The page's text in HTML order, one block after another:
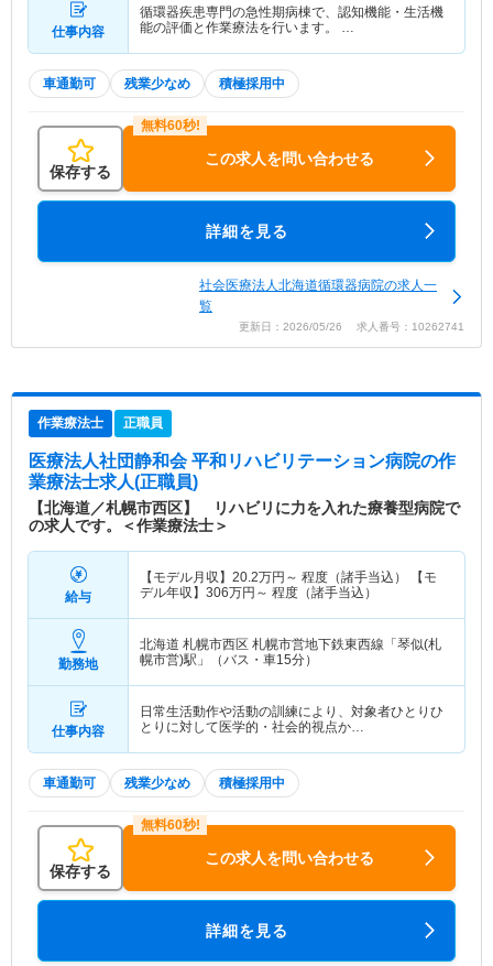
仕事内容
循環器疾患専門の急性期病棟で、認知機能・生活機
能の評価と作業療法を行います。 …
車通勤可 残業少なめ 積極採用中
保存する
この求人を問い合わせる
詳細を見る
社会医療法人北海道循環器病院の求人一
覧
更新日：2026/05/26 求人番号：10262741
作業療法士 正職員
医療法人社団静和会 平和リハビリテーション病院の作
業療法士求人(正職員)
【北海道／札幌市西区】 リハビリに力を入れた療養型病院で
の求人です。＜作業療法士＞
給与
【モデル月収】 20.2万円～ 程度（諸手当込） 【モ
デル年収】 306万円～ 程度（諸手当込）
勤務地
北海道 札幌市西区 札幌市営地下鉄東西線「琴似(札
幌市営)駅」（バス・車15分）
仕事内容
日常生活動作や活動の訓練により、対象者ひとりひ
とりに対して医学的・社会的視点か…
車通勤可 残業少なめ 積極採用中
保存する
この求人を問い合わせる
詳細を見る